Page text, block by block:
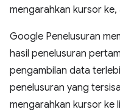
mengarahkan kursor ke,
Google Penelusuran
hasil penelusuran
pengambilan data
penelusuran yang
mengarahkan kursor ke